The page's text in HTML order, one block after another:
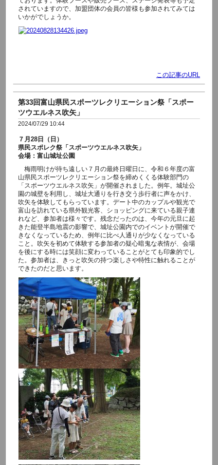
されていますので、加盟団体の会員の皆様も参加されてみては
いかがでしょうか。
この記事のURL
第33回富山県民スポーツレクリエーション祭「スポー
ツウエルネス吹矢」
2024/07/29 10:44
７月28日（日）
県民スポレク祭「スポーツウエルネス吹矢」
会場：富山城址公園
梅雨明けが待ち遠しい７月の最終日曜日に、令和６年度の富
山県民スポーツレクリエーション祭を締めくくる体験部門の
「スポーツウエルネス吹矢」が開催されました。例年。城址公
園の城壁を利用し、城址大通りを行き交う歩行者に声をかけ、
吹矢を体験してもらっています。デート中のカップルや観光で
富山を訪れている県外観光客、ショッピングに来ている親子連
れなど、参加者は様々です。残念だったのは、今年の元旦に起
きた能登半島地震の影響で、城址公園内でのイベントが開催で
きなくなっているため、例年に比べ人通りが少なくなっている
こと。吹矢を初めて体験する参加者の疑心暗鬼な表情が、会場
を後にする時には笑顔に変わっていることがとても印象的でし
た。参加者は、きっと吹矢の持つ楽しさや特性に触れることが
できたのだと思います。